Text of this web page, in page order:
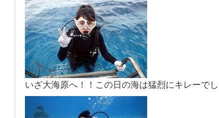
いざ大海原へ！！この日の海は猛烈にキレーで